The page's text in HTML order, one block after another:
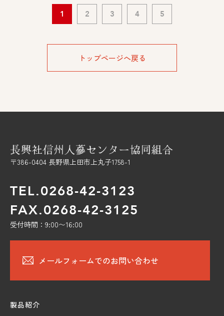
1 2 3 4 5
トップページへ戻る
〒386-0404 長野県上田市上丸子1758-1
TEL.0268-42-3123
FAX.0268-42-3125
受付時間：9:00〜16:00
メールフォームでのお問い合わせ
製品紹介